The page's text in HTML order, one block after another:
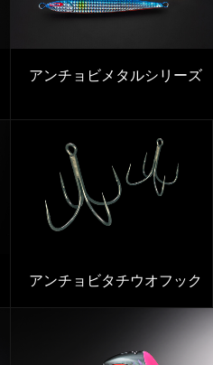
アンチョビメタルシリーズ
アンチョビタチウオフック